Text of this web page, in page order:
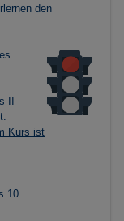
den
II
Kurs ist
10